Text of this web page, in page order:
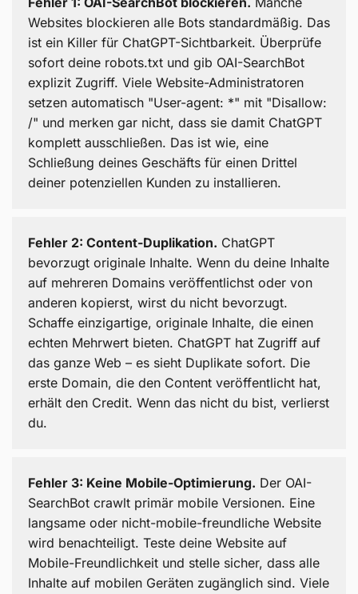
8 bewährte Maßnahmen für bessere ChatGPT-
Sichtbarkeit
ChatGPT SEO vs. klassisches SEO – Unterschiede
und Gemeinsamkeiten
Häufige Fehler bei ChatGPT SEO – und wie du sie
vermeidest
SUCHHELDEN – Deine ChatGPT-SEO-Agentur
Websites blockieren alle Bots standardmäßig. Das
ist ein Killer für ChatGPT-Sichtbarkeit. Überprüfe
sofort deine robots.txt und gib OAI-SearchBot
explizit Zugriff. Viele Website-Administratoren
setzen automatisch "User-agent: *" mit "Disallow:
/" und merken gar nicht, dass sie damit ChatGPT
komplett ausschließen. Das ist wie, eine
Schließung deines Geschäfts für einen Drittel
deiner potenziellen Kunden zu installieren.
Fehler 2: Content-Duplikation. ChatGPT
bevorzugt originale Inhalte. Wenn du deine Inhalte
auf mehreren Domains veröffentlichst oder von
anderen kopierst, wirst du nicht bevorzugt.
Schaffe einzigartige, originale Inhalte, die einen
echten Mehrwert bieten. ChatGPT hat Zugriff auf
das ganze Web – es sieht Duplikate sofort. Die
erste Domain, die den Content veröffentlicht hat,
erhält den Credit. Wenn das nicht du bist, verlierst
du.
Fehler 3: Keine Mobile-Optimierung. Der OAI-
SearchBot crawlt primär mobile Versionen. Eine
langsame oder nicht-mobile-freundliche Website
wird benachteiligt. Teste deine Website auf
Mobile-Freundlichkeit und stelle sicher, dass alle
Inhalte auf mobilen Geräten zugänglich sind. Viele